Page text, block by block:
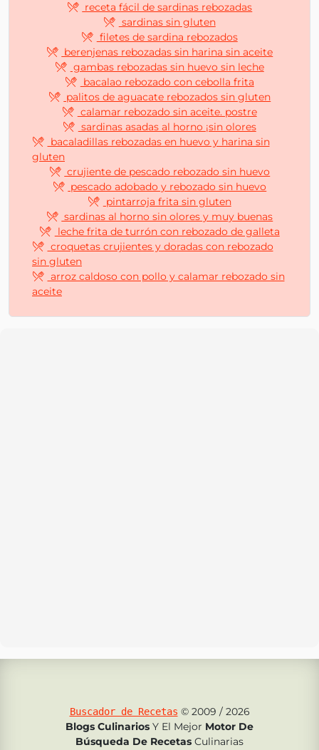
receta fácil de sardinas rebozadas
sardinas sin gluten
filetes de sardina rebozados
berenjenas rebozadas sin harina sin aceite
gambas rebozadas sin huevo sin leche
bacalao rebozado con cebolla frita
palitos de aguacate rebozados sin gluten
calamar rebozado sin aceite. postre
sardinas asadas al horno ¡sin olores
bacaladillas rebozadas en huevo y harina sin
gluten
crujiente de pescado rebozado sin huevo
pescado adobado y rebozado sin huevo
pintarroja frita sin gluten
sardinas al horno sin olores y muy buenas
leche frita de turrón con rebozado de galleta
croquetas crujientes y doradas con rebozado
sin gluten
arroz caldoso con pollo y calamar rebozado sin
aceite
Buscador de Recetas © 2009 / 2026
Blogs Culinarios Y El Mejor Motor De
Búsqueda De Recetas Culinarias